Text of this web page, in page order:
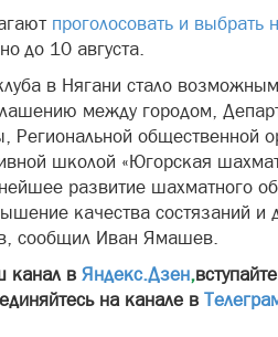
проголосовать и выбрать
до 10 августа.
в Нягани стало
между городом,
Региональной общественной
школой «Югорская
развитие шахматного
качества состязаний и
сообщил Иван Ямашев.
канал в Яндекс.Дзен,
на канале в